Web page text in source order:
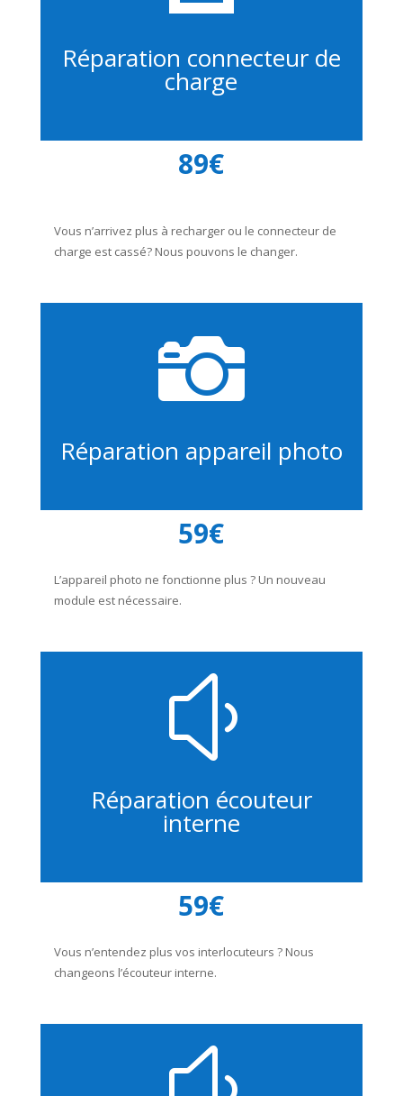
Réparation connecteur de
charge
89€
Vous n’arrivez plus à recharger ou le connecteur de
charge est cassé? Nous pouvons le changer.

Réparation appareil photo
59€
L’appareil photo ne fonctionne plus ? Un nouveau
module est nécessaire.
y
Réparation écouteur
interne
59€
Vous n’entendez plus vos interlocuteurs ? Nous
changeons l’écouteur interne.